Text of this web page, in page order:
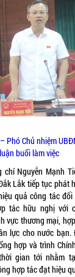
bố
các
cơ
Phó Chủ nhiệm
buổi làm việc
Nguyễn Mạnh
Lắk tiếp tục phát
quả công tác
tác hữu nghị với
vực thương mại,
lực cho nước bạn.
hợp và trình
gian tới nhằm
hợp tác đạt hiệu